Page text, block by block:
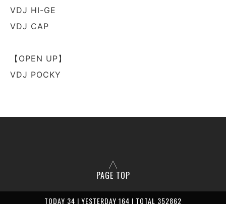
VDJ HI-GE
VDJ CAP
【OPEN UP】
VDJ POCKY
PAGE TOP
TODAY 34 | YESTERDAY 164 | TOTAL 352862